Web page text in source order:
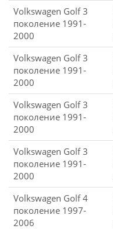
Volkswagen Golf 3
поколение 1991-
2000
Volkswagen Golf 3
поколение 1991-
2000
Volkswagen Golf 3
поколение 1991-
2000
Volkswagen Golf 3
поколение 1991-
2000
Volkswagen Golf 4
поколение 1997-
2006